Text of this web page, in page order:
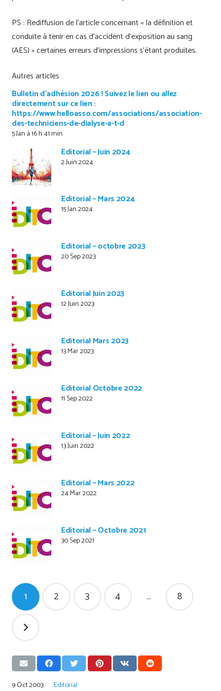
PS : Rediffusion de l’article concernant « la définition et
conduite à tenir en cas d’accident d’exposition au sang
(AES) » certaines erreurs d’impressions s’étant produites.
Autres articles
Bulletin d’adhésion 2026 ! Suivez le lien ou allez
directement sur ce lien :
https://www.helloasso.com/associations/association-
des-techniciens-de-dialyse-a-t-d
5 Jan à 16 h 41 min
Editorial – Juin 2024
2 Juin 2024
Editorial – Mars 2024
15 Jan 2024
Editorial – octobre 2023
20 Sep 2023
Editorial Juin 2023
12 Juin 2023
Editorial Mars 2023
13 Mar 2023
Editorial Octobre 2022
11 Sep 2022
Editorial – Juin 2022
13 Juin 2022
Editorial – Mars 2022
24 Mar 2022
Editorial – Octobre 2021
30 Sep 2021
Pagination
des
publications
1 2 3 4 … 8
9 Oct 2003 Editorial